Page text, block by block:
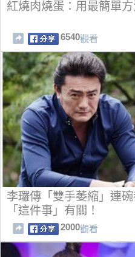
紅燒肉燒蛋：用最簡單
6540觀看
李㼈傳「雙手萎縮」連
「這件事」有關！
2000觀看